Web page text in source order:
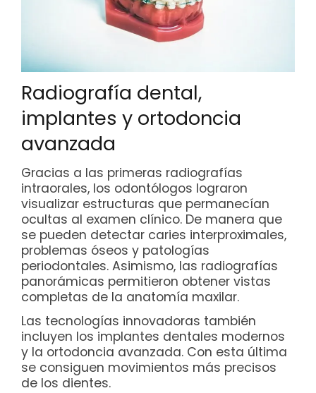
Radiografía dental,
implantes y ortodoncia
avanzada
Gracias a las primeras radiografías
intraorales, los odontólogos lograron
visualizar estructuras que permanecían
ocultas al examen clínico. De manera que
se pueden detectar caries interproximales,
problemas óseos y patologías
periodontales. Asimismo, las radiografías
panorámicas permitieron obtener vistas
completas de la anatomía maxilar.
Las tecnologías innovadoras también
incluyen los implantes dentales modernos
y la ortodoncia avanzada. Con esta última
se consiguen movimientos más precisos
de los dientes.